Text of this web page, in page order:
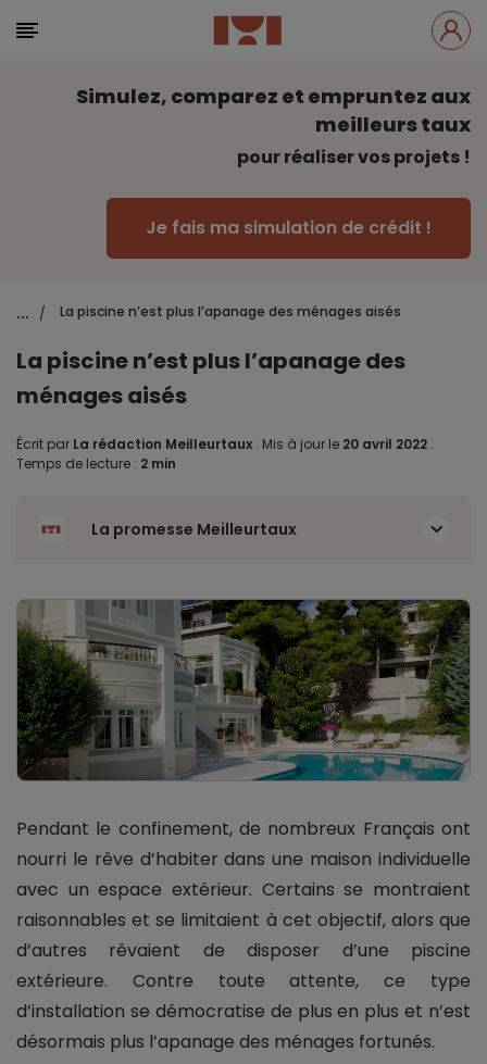
Simulez, comparez et empruntez aux
meilleurs taux
pour réaliser vos projets !
Je fais ma simulation de crédit !
... / La piscine n’est plus l’apanage des ménages aisés
La piscine n’est plus l’apanage des
ménages aisés
Écrit par La rédaction Meilleurtaux . Mis à jour le 20 avril 2022 .
Temps de lecture : 2 min
La promesse Meilleurtaux
Pendant le confinement, de nombreux Français ont
nourri le rêve d’habiter dans une maison individuelle
avec un espace extérieur. Certains se montraient
raisonnables et se limitaient à cet objectif, alors que
d’autres rêvaient de disposer d’une piscine
extérieure. Contre toute attente, ce type
d’installation se démocratise de plus en plus et n’est
désormais plus l’apanage des ménages fortunés.